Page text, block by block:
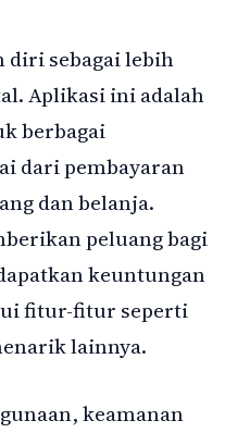
diri sebagai lebih
Aplikasi ini adalah
berbagai
dari pembayaran
dan belanja.
peluang bagi
keuntungan
fitur-fitur seperti
lainnya.
keamanan